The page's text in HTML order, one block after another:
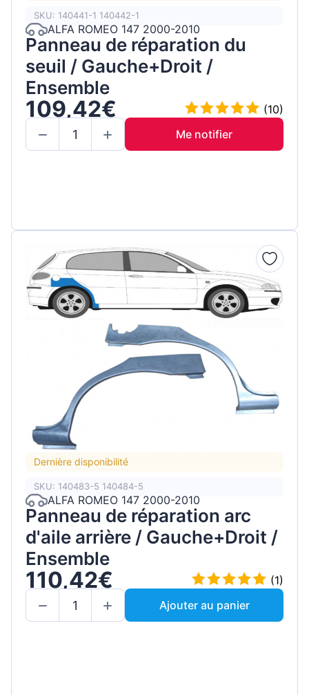
SKU: 140441-1 140442-1
ALFA ROMEO 147 2000-2010
Panneau de réparation du
seuil / Gauche+Droit /
Ensemble
109,42€
(10)
Me notifier
Dernière disponibilité
SKU: 140483-5 140484-5
ALFA ROMEO 147 2000-2010
Panneau de réparation arc
d'aile arrière / Gauche+Droit /
Ensemble
110,42€
(1)
Ajouter au panier